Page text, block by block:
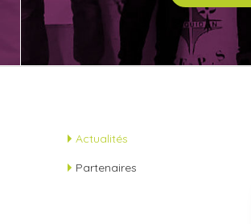
Actualités
Partenaires